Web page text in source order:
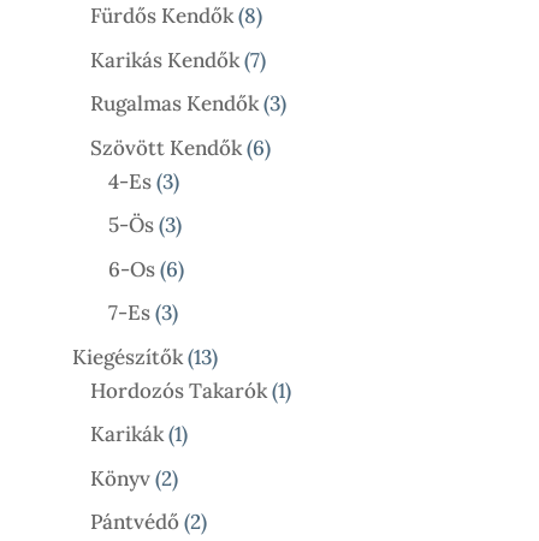
Termék
Fürdős Kendők 88
Termék
Karikás Kendők 77
Termék
Rugalmas Kendők 33
Szövött Kendők 66
4-Es 33
Termék
5-Ös 33
Termék
6-Os 66
Termék
7-Es 33
Termék
Kiegészítők 1313
Termék
Hordozós Takarók 11
Karikák 11
Könyv 22
Termék
Pántvédő 22